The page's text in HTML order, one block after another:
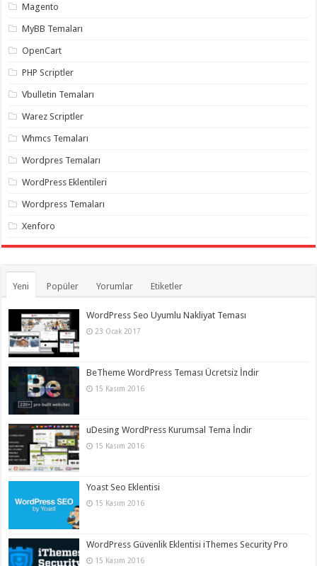
Magento
MyBB Temaları
OpenCart
PHP Scriptler
Vbulletin Temaları
Warez Scriptler
Whmcs Temaları
Wordpres Temaları
WordPress Eklentileri
Wordpress Temaları
Xenforo
Yeni Popüler Yorumlar Etiketler
WordPress Seo Uyumlu Nakliyat Teması
23 Ocak 2017
BeTheme WordPress Teması Ücretsiz İndir
15 Kasım 2016
uDesing WordPress Kurumsal Tema İndir
15 Kasım 2016
Yoast Seo Eklentisi
15 Kasım 2016
WordPress Güvenlik Eklentisi iThemes Security Pro
15 Kasım 2016